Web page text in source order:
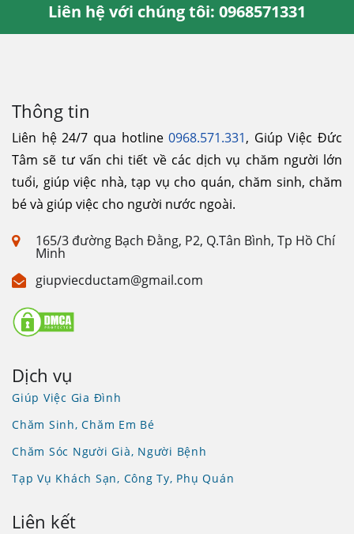
Liên hệ với chúng tôi: 0968571331
Thông tin
Liên hệ 24/7 qua hotline0968.571.331, Giúp Việc Đức
Tâm sẽ tư vấn chi tiết về các dịch vụ chăm người lớn
tuổi, giúp việc nhà, tạp vụ cho quán, chăm sinh, chăm
bé và giúp việc cho người nước ngoài.
165/3 đường Bạch Đằng, P2, Q.Tân Bình, Tp Hồ Chí
Minh
giupviecductam@gmail.com
Dịch vụ
Giúp Việc Gia Đình
Chăm Sinh, Chăm Em Bé
Chăm Sóc Người Già, Người Bệnh
Tạp Vụ Khách Sạn, Công Ty, Phụ Quán
Liên kết